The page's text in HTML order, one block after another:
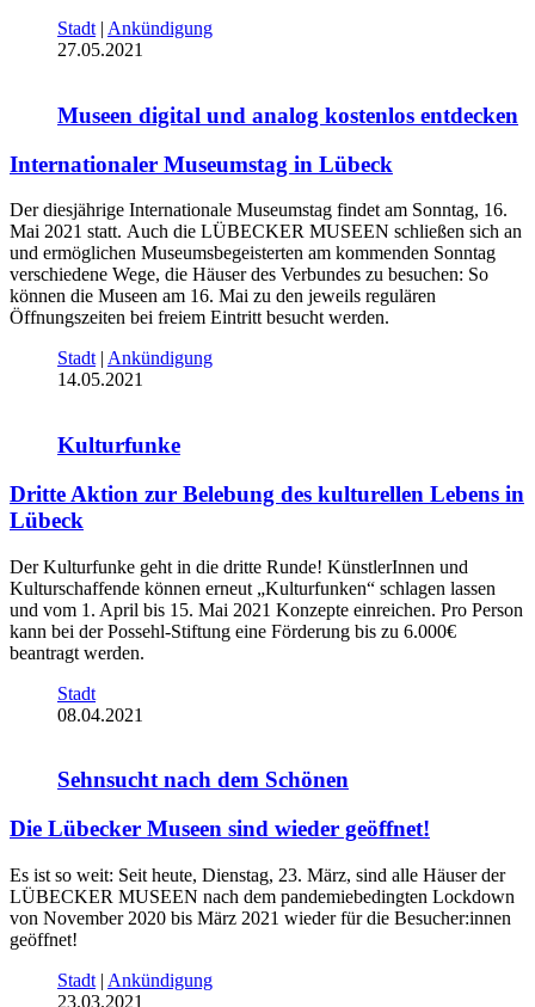
Stadt | Ankündigung
27.05.2021
Museen digital und analog kostenlos entdecken
Internationaler Museumstag in Lübeck
Der diesjährige Internationale Museumstag findet am Sonntag, 16.
Mai 2021 statt. Auch die LÜBECKER MUSEEN schließen sich an
und ermöglichen Museumsbegeisterten am kommenden Sonntag
verschiedene Wege, die Häuser des Verbundes zu besuchen: So
können die Museen am 16. Mai zu den jeweils regulären
Öffnungszeiten bei freiem Eintritt besucht werden.
Stadt | Ankündigung
14.05.2021
Kulturfunke
Dritte Aktion zur Belebung des kulturellen Lebens in
Lübeck
Der Kulturfunke geht in die dritte Runde! KünstlerInnen und
Kulturschaffende können erneut „Kulturfunken“ schlagen lassen
und vom 1. April bis 15. Mai 2021 Konzepte einreichen. Pro Person
kann bei der Possehl-Stiftung eine Förderung bis zu 6.000€
beantragt werden.
Stadt
08.04.2021
Sehnsucht nach dem Schönen
Die Lübecker Museen sind wieder geöffnet!
Es ist so weit: Seit heute, Dienstag, 23. März, sind alle Häuser der
LÜBECKER MUSEEN nach dem pandemiebedingten Lockdown
von November 2020 bis März 2021 wieder für die Besucher:innen
geöffnet!
Stadt | Ankündigung
23.03.2021